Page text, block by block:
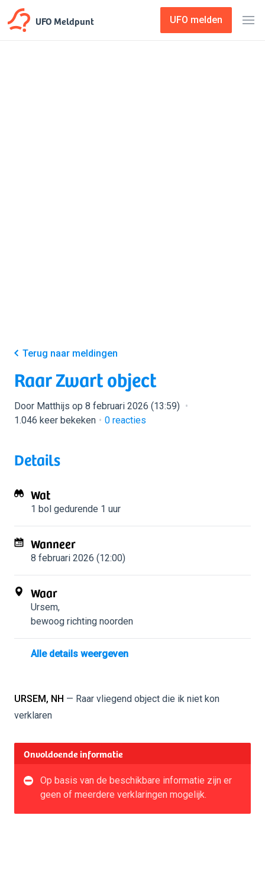
UFO Meldpunt UFO melden
Terug naar meldingen
Raar Zwart object
Door Matthijs op 8 februari 2026 (13:59)
1.046 keer bekeken
0 reacties
Details
Wat
1 bol gedurende 1 uur
Wanneer
8 februari 2026 (12:00)
Waar
Ursem,
bewoog richting noorden
Alle details weergeven
URSEM, NH — Raar vliegend object die ik niet kon
verklaren
Onvoldoende informatie
Op basis van de beschikbare informatie zijn er
geen of meerdere verklaringen mogelijk.